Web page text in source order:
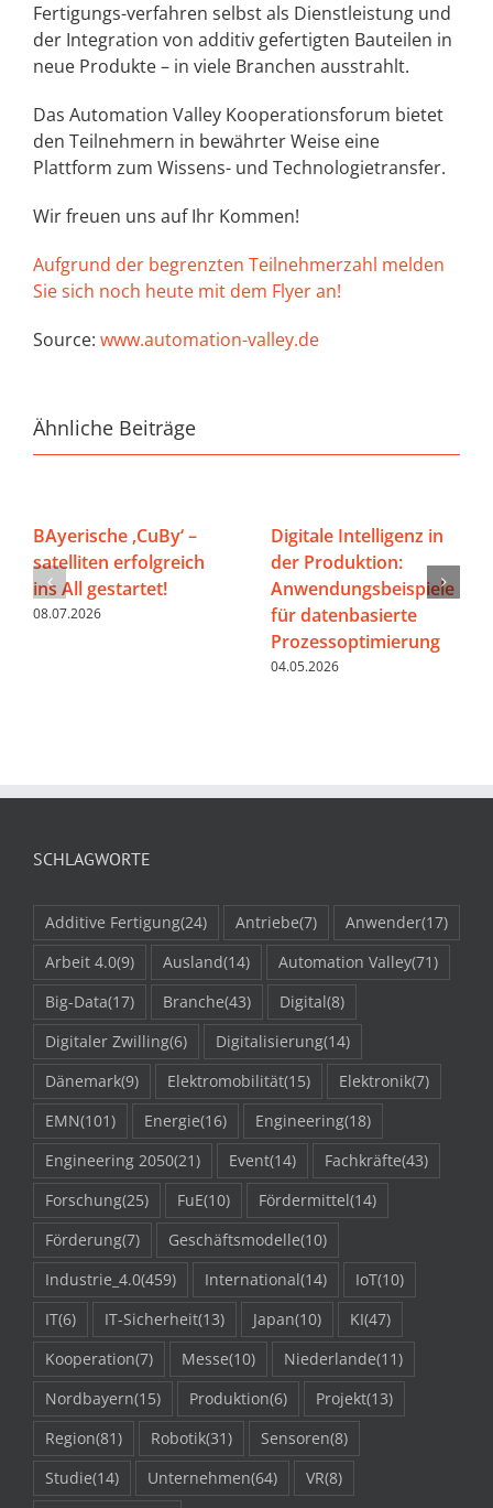
Fertigungs-verfahren selbst als Dienstleistung und
der Integration von additiv gefertigten Bauteilen in
neue Produkte – in viele Branchen ausstrahlt.
Das Automation Valley Kooperationsforum bietet
den Teilnehmern in bewährter Weise eine
Plattform zum Wissens- und Technologietransfer.
Wir freuen uns auf Ihr Kommen!
Aufgrund der begrenzten Teilnehmerzahl melden
Sie sich noch heute mit dem Flyer an!
Source: www.automation-valley.de
Ähnliche Beiträge
BAyerische ‚CuBy‘ –
satelliten erfolgreich
ins All gestartet!
08.07.2026
Digitale Intelligenz in
der Produktion:
Anwendungsbeispiele
für datenbasierte
Prozessoptimierung
04.05.2026
SCHLAGWORTE
Additive Fertigung(24) Antriebe(7) Anwender(17)
Arbeit 4.0(9) Ausland(14) Automation Valley(71)
Big-Data(17) Branche(43) Digital(8)
Digitaler Zwilling(6) Digitalisierung(14)
Dänemark(9) Elektromobilität(15) Elektronik(7)
EMN(101) Energie(16) Engineering(18)
Engineering 2050(21) Event(14) Fachkräfte(43)
Forschung(25) FuE(10) Fördermittel(14)
Förderung(7) Geschäftsmodelle(10)
Industrie_4.0(459) International(14) IoT(10)
IT(6) IT-Sicherheit(13) Japan(10) KI(47)
Kooperation(7) Messe(10) Niederlande(11)
Nordbayern(15) Produktion(6) Projekt(13)
Region(81) Robotik(31) Sensoren(8)
Studie(14) Unternehmen(64) VR(8)